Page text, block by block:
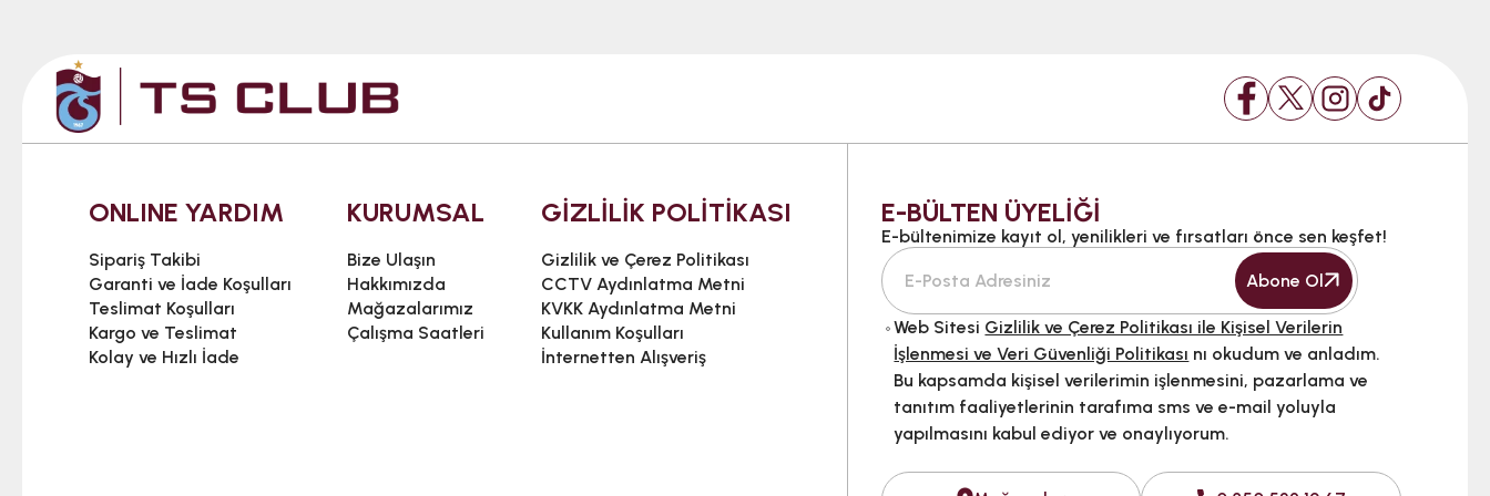
ONLINE YARDIM
Sipariş Takibi
Garanti ve İade Koşulları
Teslimat Koşulları
Kargo ve Teslimat
Kolay ve Hızlı İade
KURUMSAL
Bize Ulaşın
Hakkımızda
Mağazalarımız
Çalışma Saatleri
GİZLİLİK POLİTİKASI
Gizlilik ve Çerez Politikası
CCTV Aydınlatma Metni
KVKK Aydınlatma Metni
Kullanım Koşulları
İnternetten Alışveriş
E-BÜLTEN ÜYELİĞİ
E-bültenimize kayıt ol, yenilikleri ve fırsatları önce sen keşfet!
Abone Ol
Web Sitesi Gizlilik ve Çerez Politikası ile Kişisel Verilerin
İşlenmesi ve Veri Güvenliği Politikası nı okudum ve anladım.
Bu kapsamda kişisel verilerimin işlenmesini, pazarlama ve
tanıtım faaliyetlerinin tarafıma sms ve e-mail yoluyla
yapılmasını kabul ediyor ve onaylıyorum.